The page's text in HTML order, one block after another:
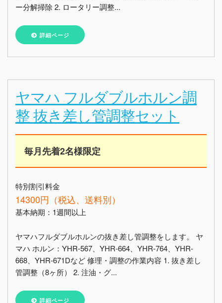
ー分解掃除 2. ロータリー調整...
詳細ページ
ヤマハ フルダブルホルン調
整 抜き差し管調整セット
毎月先着2名様限定
特別割引料金
14300円（税込、送料別）
基本納期：1週間以上
ヤマハフルダブルホルンの抜き差し管調整をします。 ヤ
マハ ホルン：YHR-567、YHR-664、YHR-764、YHR-
668、YHR-671Dなど 修理・調整の作業内容 1. 抜き差し
管調整（8ヶ所） 2. 注油・グ...
詳細ページ